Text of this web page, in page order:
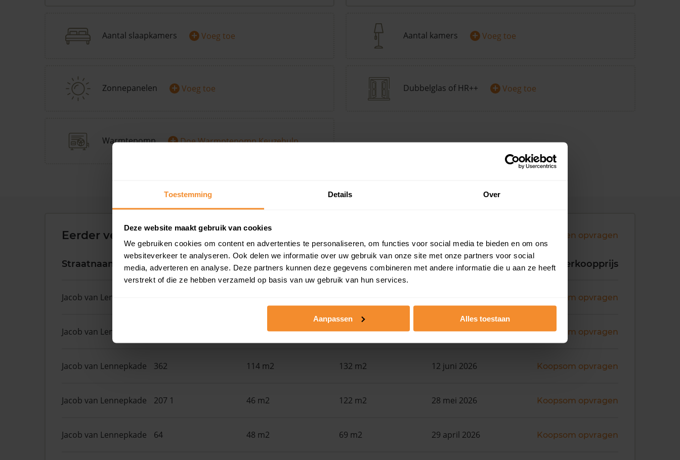
Toestemming Details Over
Deze website maakt gebruik van cookies
We gebruiken cookies om content en advertenties te personaliseren, om functies voor social media te bieden en om ons
websiteverkeer te analyseren. Ook delen we informatie over uw gebruik van onze site met onze partners voor social
media, adverteren en analyse. Deze partners kunnen deze gegevens combineren met andere informatie die u aan ze heeft
verstrekt of die ze hebben verzameld op basis van uw gebruik van hun services.
Aanpassen Alles toestaan
Aantal slaapkamers + Voeg toe Aantal kamers + Voeg toe
Zonnepanelen + Voeg toe Dubbelglas of HR++ + Voeg toe
Warmtepomp + Doe Warmptepomp Keuzehulp
Eerder verkochte woningen in de buurt Andere koopsommen opvragen
Straatnaam Huisnr. Woonoppervlak Perceel Verkoopdatum Verkoopprijs
Jacob van Lennepkade Koopsom opvragen
Jacob van Lennepkade 130 m2 124 m2 15 juni 2026 Koopsom opvragen
Jacob van Lennepkade 362 114 m2 132 m2 12 juni 2026 Koopsom opvragen
Jacob van Lennepkade 207 1 46 m2 122 m2 28 mei 2026 Koopsom opvragen
Jacob van Lennepkade 64 48 m2 69 m2 29 april 2026 Koopsom opvragen